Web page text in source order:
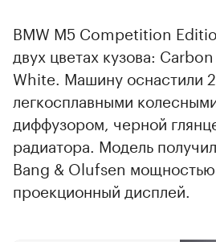
BMW M5 Competition
двух цветах кузова:
White. Машину оснастили
легкосплавными
диффузором, черной
радиатора. Модель
Bang & Olufsen
проекционный дисплей.